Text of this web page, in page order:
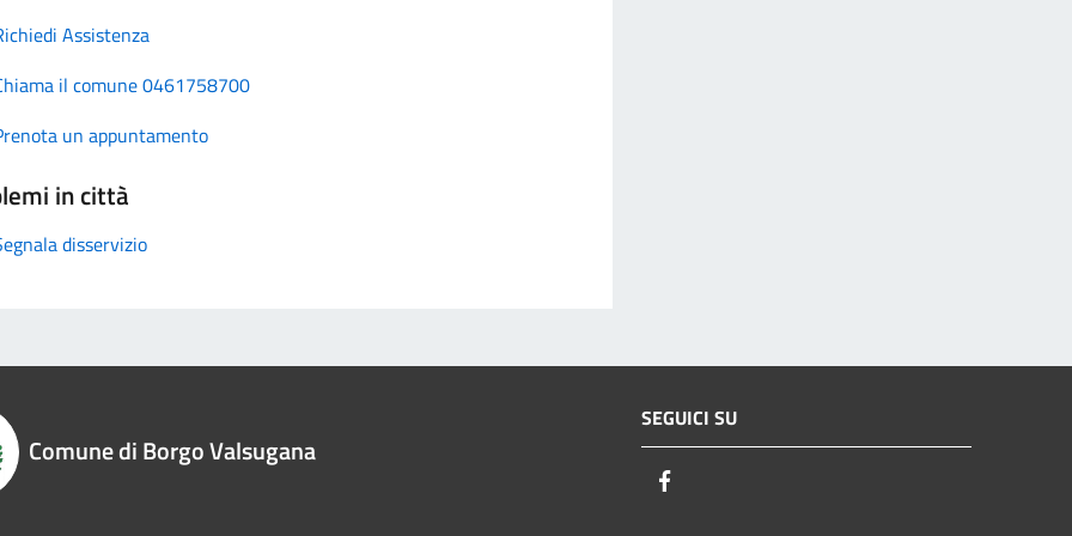
Assistenza
il comune 0461758700
un appuntamento
in città
disservizio
Comune di Borgo Valsugana
SEGUICI SU